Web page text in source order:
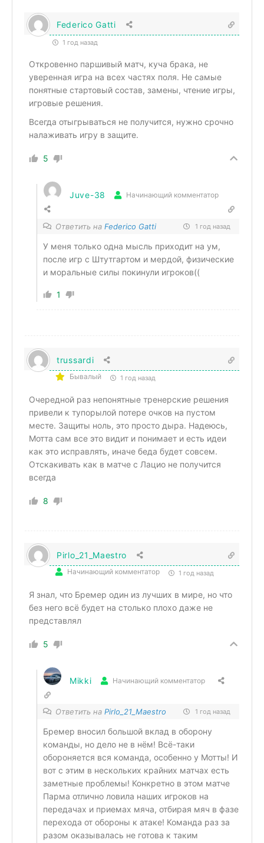
Federico Gatti
1 год назад
Откровенно паршивый матч, куча брака, не
уверенная игра на всех частях поля. Не самые
понятные стартовый состав, замены, чтение игры,
игровые решения.
Всегда отыгрываться не получится, нужно срочно
налаживать игру в защите.
5
Juve-38 Начинающий комментатор
Ответить на Federico Gatti 1 год назад
У меня только одна мысль приходит на ум,
после игр с Штутгартом и мердой, физические
и моральные силы покинули игроков((
1
trussardi
Бывалый 1 год назад
Очередной раз непонятные тренерские решения
привели к тупорылой потере очков на пустом
месте. Защиты ноль, это просто дыра. Надеюсь,
Мотта сам все это видит и понимает и есть идеи
как это исправлять, иначе беда будет совсем.
Отскакивать как в матче с Лацио не получится
всегда
8
Pirlo_21_Maestro
Начинающий комментатор 1 год назад
Я знал, что Бремер один из лучших в мире, но что
без него всё будет на столько плохо даже не
представлял
5
Mikki Начинающий комментатор
Ответить на Pirlo_21_Maestro 1 год назад
Бремер вносил большой вклад в оборону
команды, но дело не в нём! Всё-таки
обороняется вся команда, особенно у Мотты! И
вот с этим в нескольких крайних матчах есть
заметные проблемы! Конкретно в этом матче
Парма отлично ловила наших игроков на
передачах и приемах мяча, отбирая мяч в фазе
перехода от обороны к атаке! Команда раз за
разом оказывалась не готова к таким